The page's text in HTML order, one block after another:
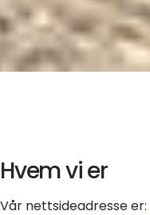
Hvem vi er
Vår nettsideadresse er: